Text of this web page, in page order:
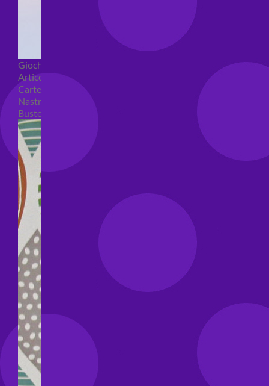
Giochi pirici
Articoli per confezioni regalo
Carte regalo
Nastri e coccarde
Buste regalo